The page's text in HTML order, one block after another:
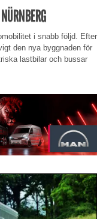
i snabb följd. Efter
den nya byggnaden för
lastbilar och bussar